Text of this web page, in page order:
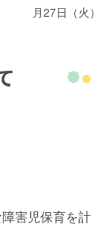
月27日（火）
害児保育を計